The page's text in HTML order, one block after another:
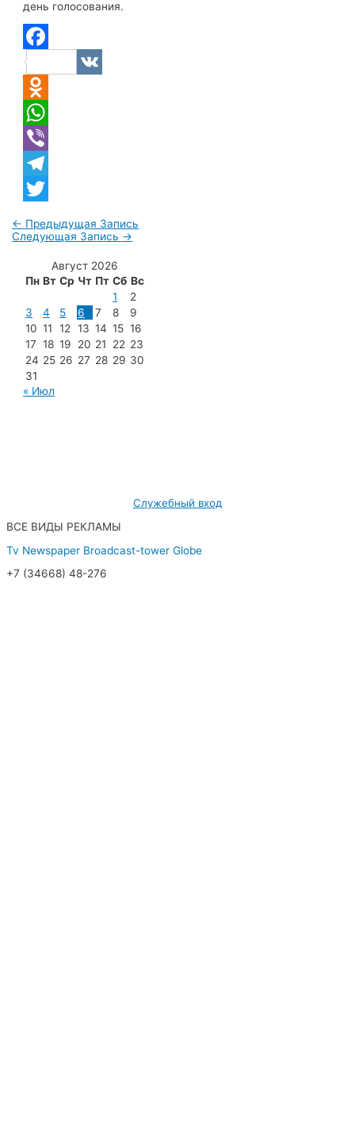
день голосования.
Facebook
VK
Odnoklassniki
WhatsApp
Viber
Telegram
Навигация
записям
← Предыдущая Запись
Следующая Запись →
Август 2026
Пн Вт Ср Чт Пт Сб Вс
1
2
3
4 5 6 7 8
9
10 11 12 13 14 15 16
17 18 19 20 21 22 23
24 25 26 27 28 29 30
31
« Июл
Служебный вход
ВСЕ ВИДЫ РЕКЛАМЫ
Tv Newspaper Broadcast-tower Globe
+7 (34668) 48-276